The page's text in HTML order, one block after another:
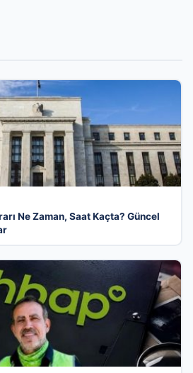
Ne Zaman, Saat Kaçta? Güncel